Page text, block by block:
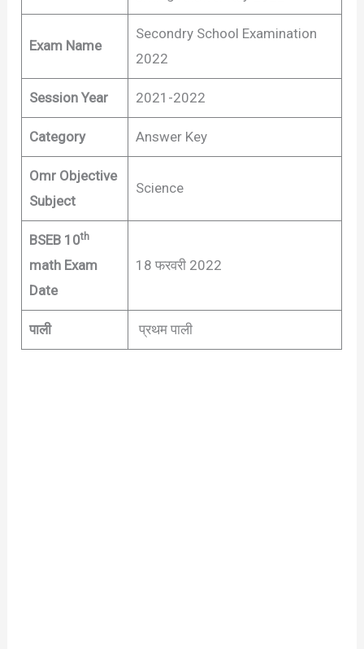
Exam Name
Secondry School Examination
2022
Session Year 2021-2022
Category Answer Key
Omr Objective
Subject
Science
BSEB 10th
math Exam
Date
18 फरवरी 2022
पाली प्रथम पाली